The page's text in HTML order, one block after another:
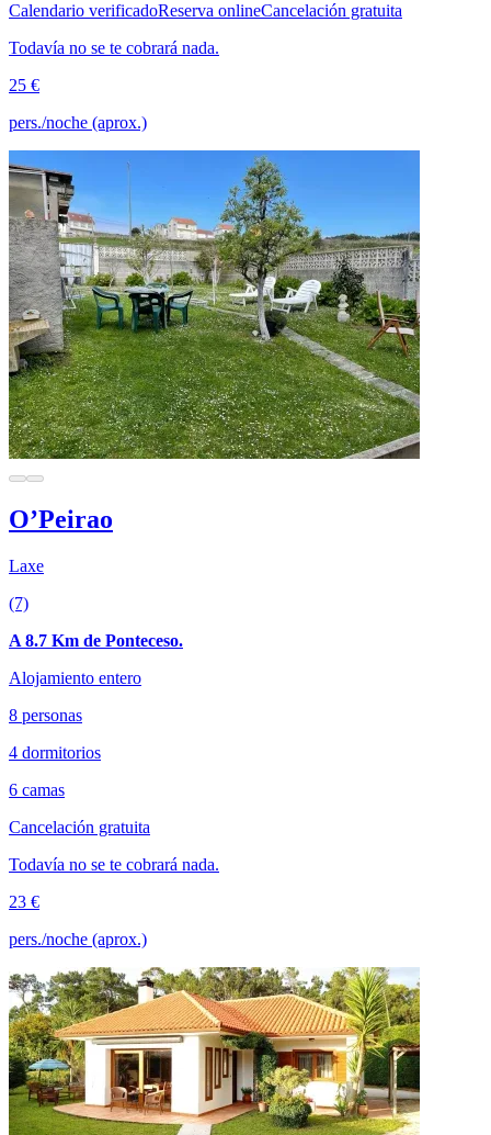
Calendario verificadoReserva onlineCancelación gratuita
Todavía no se te cobrará nada.
25 €
pers./noche (aprox.)
O’Peirao
Laxe
(7)
A 8.7 Km de Ponteceso.
Alojamiento entero
8 personas
4 dormitorios
6 camas
Cancelación gratuita
Todavía no se te cobrará nada.
23 €
pers./noche (aprox.)